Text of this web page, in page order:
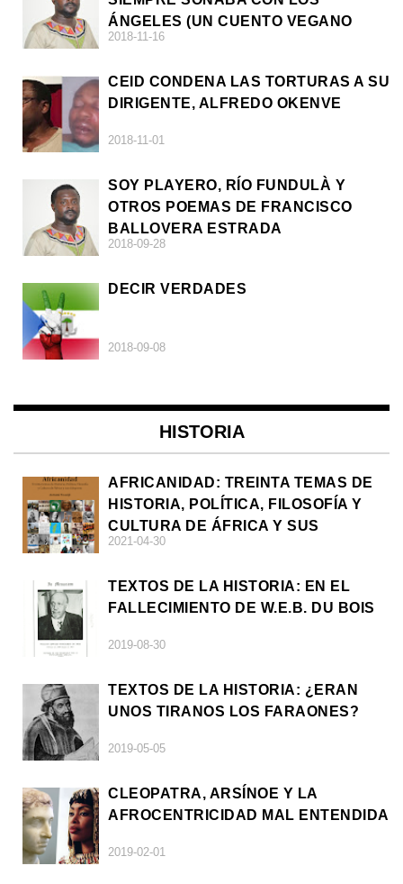
ÁNGELES (UN CUENTO VEGANO
AFRICANO)
2018-11-16
CEID CONDENA LAS TORTURAS A SU
DIRIGENTE, ALFREDO OKENVE
2018-11-01
SOY PLAYERO, RÍO FUNDULÀ Y
OTROS POEMAS DE FRANCISCO
BALLOVERA ESTRADA
2018-09-28
DECIR VERDADES
2018-09-08
HISTORIA
AFRICANIDAD: TREINTA TEMAS DE
HISTORIA, POLÍTICA, FILOSOFÍA Y
CULTURA DE ÁFRICA Y SUS
DIÁSPORAS
2021-04-30
TEXTOS DE LA HISTORIA: EN EL
FALLECIMIENTO DE W.E.B. DU BOIS
2019-08-30
TEXTOS DE LA HISTORIA: ¿ERAN
UNOS TIRANOS LOS FARAONES?
2019-05-05
CLEOPATRA, ARSÍNOE Y LA
AFROCENTRICIDAD MAL ENTENDIDA
2019-02-01